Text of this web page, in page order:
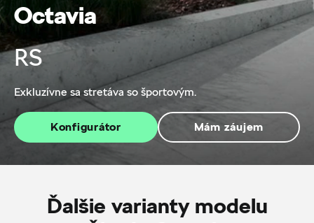
Octavia
RS
Exkluzívne sa stretáva so športovým.
Konfigurátor Mám záujem
Ďalšie varianty modelu